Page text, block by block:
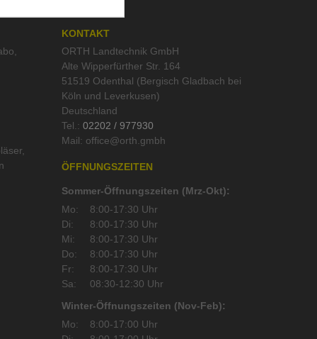
KONTAKT
ORTH Landtechnik GmbH
Alte Wipperfürther Str. 164
51519 Odenthal (Bergisch Gladbach bei
Köln und Leverkusen)
Deutschland
Tel.: 02202 / 977930
Mail:
ÖFFNUNGSZEITEN
Sommer-Öffnungszeiten (Mrz-Okt):
Mo:
8:00-17:30 Uhr
Di:
8:00-17:30 Uhr
Mi:
8:00-17:30 Uhr
Do:
8:00-17:30 Uhr
Fr:
8:00-17:30 Uhr
Sa:
08:30-12:30 Uhr
Winter-Öffnungszeiten (Nov-Feb):
Mo:
8:00-17:00 Uhr